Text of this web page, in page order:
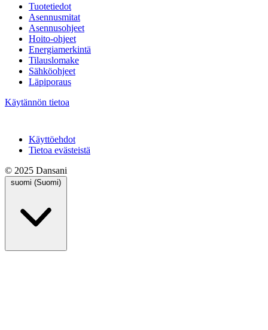
Tuotetiedot
Asennusmitat
Asennusohjeet
Hoito-ohjeet
Energiamerkintä
Tilauslomake
Sähköohjeet
Läpiporaus
Käytännön tietoa
Käyttöehdot
Tietoa evästeistä
© 2025 Dansani
suomi (Suomi)